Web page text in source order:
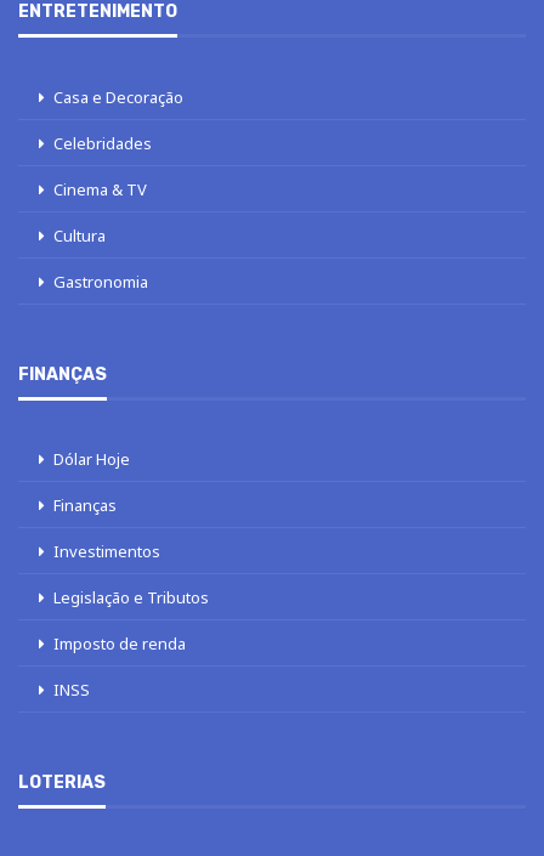
ENTRETENIMENTO
Casa e Decoração
Celebridades
Cinema & TV
Cultura
Gastronomia
FINANÇAS
Dólar Hoje
Finanças
Investimentos
Legislação e Tributos
Imposto de renda
INSS
LOTERIAS